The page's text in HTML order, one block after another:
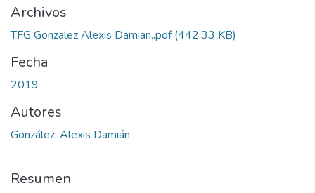
Archivos
TFG Gonzalez Alexis Damian..pdf(442.33 KB)
Fecha
2019
Autores
González, Alexis Damián
Resumen